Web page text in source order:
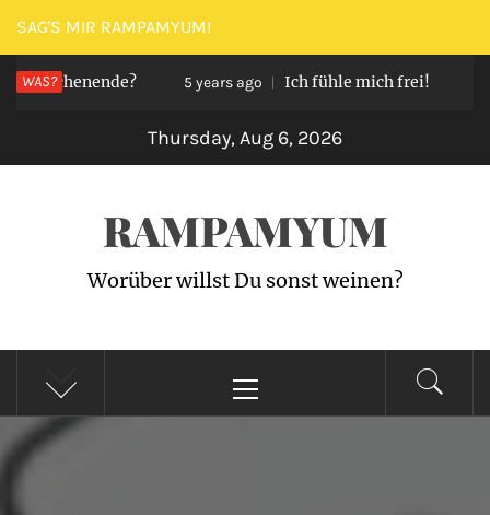
Skip
to
content
SAG'S MIR RAMPAMYUM!
WAS?
Wochenende? 5 years ago Ich fühle mich frei!
Thursday, Aug 6, 2026
RAMPAMYUM
Worüber willst Du sonst weinen?
Menu